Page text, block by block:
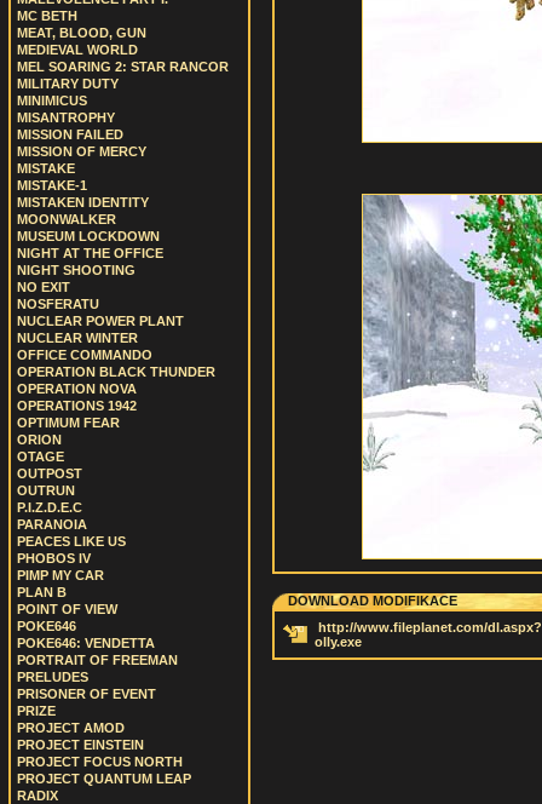
MC BETH
MEAT, BLOOD, GUN
MEDIEVAL WORLD
MEL SOARING 2: STAR RANCOR
MILITARY DUTY
MINIMICUS
MISANTROPHY
MISSION FAILED
MISSION OF MERCY
MISTAKE
MISTAKE-1
MISTAKEN IDENTITY
MOONWALKER
MUSEUM LOCKDOWN
NIGHT AT THE OFFICE
NIGHT SHOOTING
NO EXIT
NOSFERATU
NUCLEAR POWER PLANT
NUCLEAR WINTER
OFFICE COMMANDO
OPERATION BLACK THUNDER
OPERATION NOVA
OPERATIONS 1942
OPTIMUM FEAR
ORION
OTAGE
OUTPOST
OUTRUN
P.I.Z.D.E.C
PARANOIA
PEACES LIKE US
PHOBOS IV
PIMP MY CAR
PLAN B
POINT OF VIEW
POKE646
POKE646: VENDETTA
PORTRAIT OF FREEMAN
PRELUDES
PRISONER OF EVENT
PRIZE
PROJECT AMOD
PROJECT EINSTEIN
PROJECT FOCUS NORTH
PROJECT QUANTUM LEAP
RADIX
DOWNLOAD MODIFIKACE
http://www.fileplanet.com/
olly.exe